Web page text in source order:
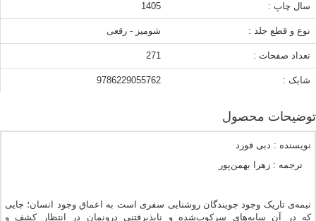
سال چاپ : 1405
نوع و قطع جلد : شومیز - رقعی
تعداد صفحات : 271
شابک : 9786229055762
توضیحات محصول
نویسنده : دبی فورد
ترجمه : زهرا بهمن‌پور
نیمه‌ی تاریک وجود جویندگان روشنایی سفری است به اعماق وجود انسان؛ جایی
که در آن سایه‌های سرکوب‌شده و ناپذیرفتنی درونمان در انتظار کشف و